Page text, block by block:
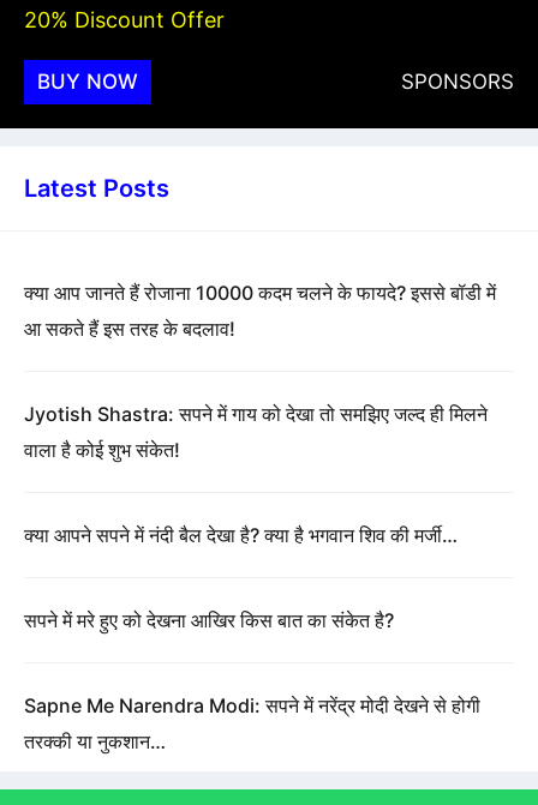
20% Discount Offer
BUY NOW SPONSORS
Latest Posts
क्या आप जानते हैं रोजाना 10000 कदम चलने के फायदे? इससे बॉडी में
आ सकते हैं इस तरह के बदलाव!
Jyotish Shastra: सपने में गाय को देखा तो समझिए जल्द ही मिलने
वाला है कोई शुभ संकेत!
क्या आपने सपने में नंदी बैल देखा है? क्या है भगवान शिव की मर्जी…
सपने में मरे हुए को देखना आखिर किस बात का संकेत है?
Sapne Me Narendra Modi: सपने में नरेंद्र मोदी देखने से होगी
तरक्की या नुकशान…